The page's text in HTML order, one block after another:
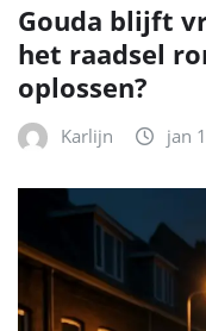
Gouda blijft
het raadsel
oplossen?
Karlijn jan